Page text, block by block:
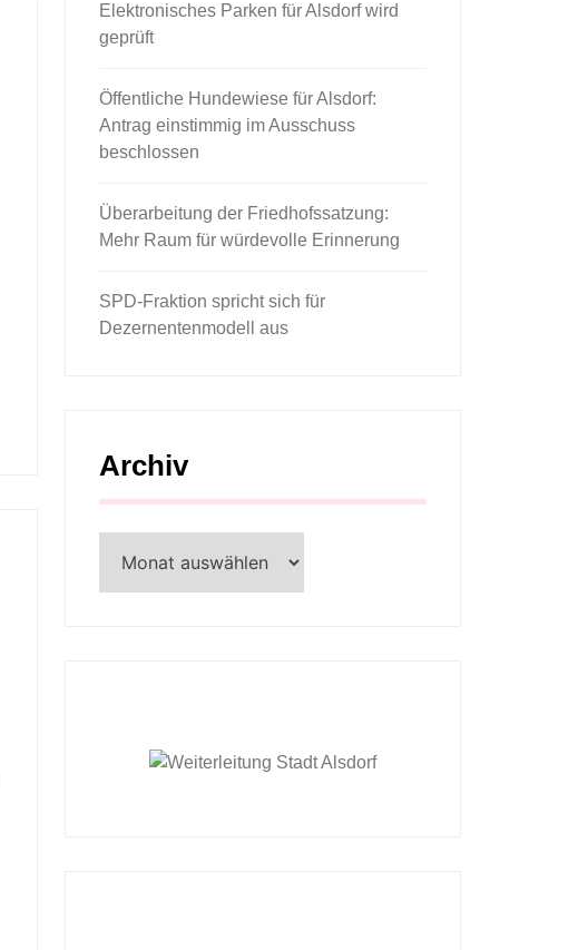
Elektronisches Parken für Alsdorf wird
geprüft
Öffentliche Hundewiese für Alsdorf:
Antrag einstimmig im Ausschuss
beschlossen
Überarbeitung der Friedhofssatzung:
Mehr Raum für würdevolle Erinnerung
SPD-Fraktion spricht sich für
Dezernentenmodell aus
Archiv